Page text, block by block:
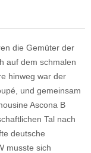
die Gemüter der
auf dem schmalen
hinweg war der
und gemeinsam
Ascona B
Tal nach
deutsche
musste sich